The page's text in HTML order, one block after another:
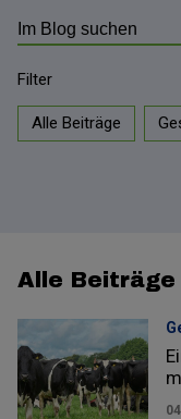
Filter
Alle Beiträge
Alle Beiträge